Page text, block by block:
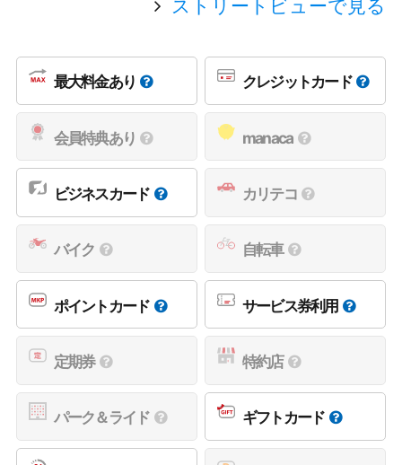
ストリートビューで見る
最大料金あり クレジットカード
会員特典あり manaca
ビジネスカード カリテコ
バイク 自転車
ポイントカード サービス券利用
定期券 特約店
パーク＆ライド ギフトカード